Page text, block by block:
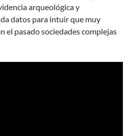
arqueológica y
datos para intuir que muy
el pasado sociedades complejas